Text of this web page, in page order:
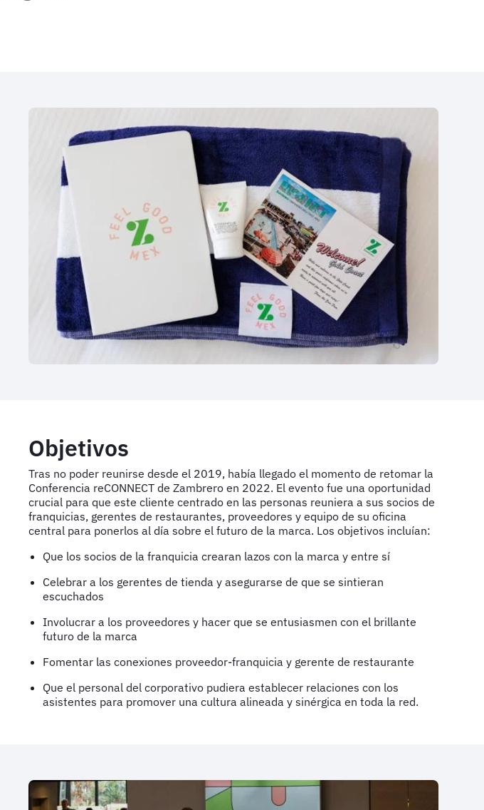
Objetivos
Tras no poder reunirse desde el 2019, había llegado el momento de retomar la
Conferencia reCONNECT de Zambrero en 2022. El evento fue una oportunidad
crucial para que este cliente centrado en las personas reuniera a sus socios de
franquicias, gerentes de restaurantes, proveedores y equipo de su oficina
central para ponerlos al día sobre el futuro de la marca. Los objetivos incluían:
Que los socios de la franquicia crearan lazos con la marca y entre sí
Celebrar a los gerentes de tienda y asegurarse de que se sintieran
escuchados
Involucrar a los proveedores y hacer que se entusiasmen con el brillante
futuro de la marca
Fomentar las conexiones proveedor-franquicia y gerente de restaurante
Que el personal del corporativo pudiera establecer relaciones con los
asistentes para promover una cultura alineada y sinérgica en toda la red.